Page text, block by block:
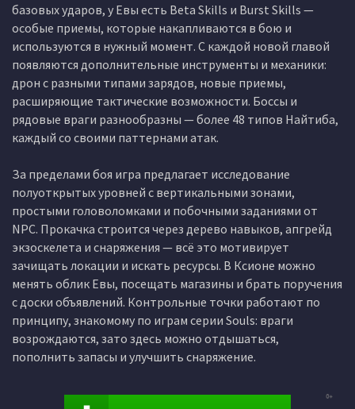
базовых ударов, у Евы есть Beta Skills и Burst Skills —
особые приемы, которые накапливаются в бою и
используются в нужный момент. С каждой новой главой
появляются дополнительные инструменты и механики:
дрон с разными типами зарядов, новые приемы,
расширяющие тактические возможности. Боссы и
рядовые враги разнообразны — более 48 типов Найтиба,
каждый со своими паттернами атак.
За пределами боя игра предлагает исследование
полуоткрытых уровней с вертикальными зонами,
простыми головоломками и побочными заданиями от
NPC. Прокачка строится через дерево навыков, апгрейд
экзоскелета и снаряжения — всё это мотивирует
зачищать локации и искать ресурсы. В Ксионе можно
менять облик Евы, посещать магазины и брать поручения
с доски объявлений. Контрольные точки работают по
принципу, знакомому по играм серии Souls: враги
возрождаются, зато здесь можно отдышаться,
пополнить запасы и улучшить снаряжение.